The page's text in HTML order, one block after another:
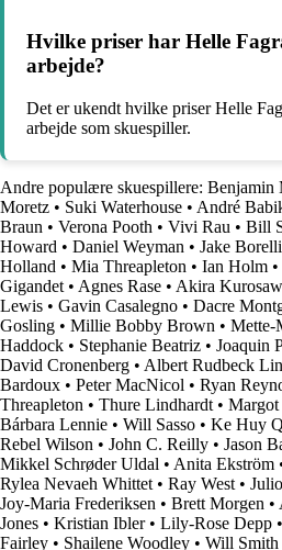
Hvilke priser har Helle
arbejde?
Det er ukendt hvilke priser Helle
arbejde som skuespiller.
Andre populære skuespillere: Benjamin
Moretz • Suki Waterhouse • André
Braun • Verona Pooth • Vivi Rau • Bill
Howard • Daniel Weyman • Jake Borelli
Holland • Mia Threapleton • Ian Holm •
Gigandet • Agnes Rase • Akira
Lewis • Gavin Casalegno • Dacre
Gosling • Millie Bobby Brown • Mette-
Haddock • Stephanie Beatriz • Joaquin
David Cronenberg • Albert Rudbeck
Bardoux • Peter MacNicol • Ryan
Threapleton • Thure Lindhardt •
Bárbara Lennie • Will Sasso • Ke Huy
Rebel Wilson • John C. Reilly • Jason
Mikkel Schrøder Uldal • Anita Ekström
Rylea Nevaeh Whittet • Ray West •
Joy-Maria Frederiksen • Brett Morgen •
Jones • Kristian Ibler• Lily-Rose Depp •
Fairley • Shailene Woodley • Will Smith